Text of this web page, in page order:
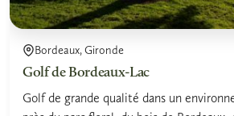
Bordeaux, Gironde
Golf de Bordeaux-Lac
Golf de grande qualité dans un